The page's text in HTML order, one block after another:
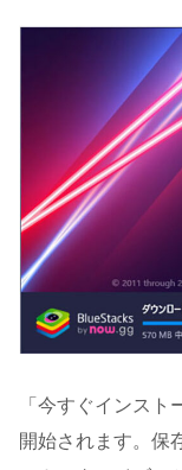
「今すぐインス
開始されます。保